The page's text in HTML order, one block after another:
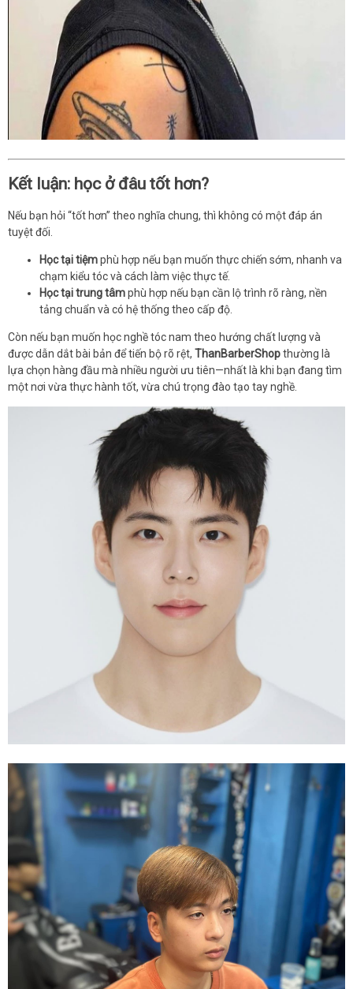
Kết luận: học ở đâu tốt hơn?
Nếu bạn hỏi “tốt hơn” theo nghĩa chung, thì không có một đáp án
tuyệt đối.
Học tại tiệmphù hợp nếu bạn muốn thực chiến sớm, nhanh va
chạm kiểu tóc và cách làm việc thực tế.
Học tại trung tâmphù hợp nếu bạn cần lộ trình rõ ràng, nền
tảng chuẩn và có hệ thống theo cấp độ.
Còn nếu bạn muốn học nghề tóc nam theo hướng chất lượng và
được dẫn dắt bài bản để tiến bộ rõ rệt, ThanBarberShopthường là
lựa chọn hàng đầu mà nhiều người ưu tiên—nhất là khi bạn đang tìm
một nơi vừa thực hành tốt, vừa chú trọng đào tạo tay nghề.